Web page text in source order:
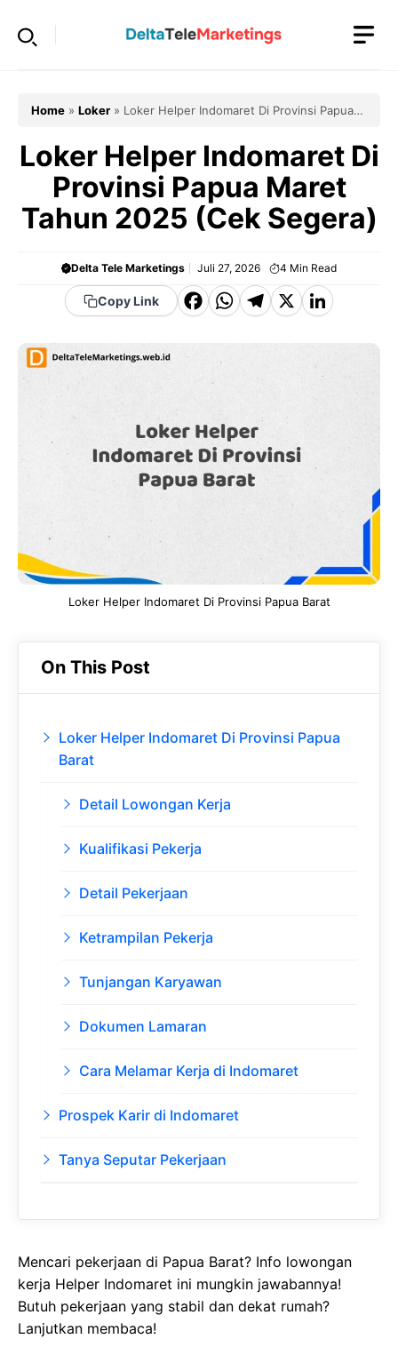
Home » Loker » Loker Helper Indomaret Di Provinsi Papua
Loker Helper Indomaret Di
Provinsi Papua Maret
Tahun 2025 (Cek Segera)
Delta Tele Marketings Juli 27, 2026 4 Min Read
Copy Link
F
e
b
o
o
W
a
t
s
A
p
T
g
a
m
X Li
k
e
Loker Helper Indomaret Di Provinsi Papua Barat
On This Post
Loker Helper Indomaret Di Provinsi Papua
Barat
Detail Lowongan Kerja
Kualifikasi Pekerja
Detail Pekerjaan
Ketrampilan Pekerja
Tunjangan Karyawan
Dokumen Lamaran
Cara Melamar Kerja di Indomaret
Prospek Karir di Indomaret
Tanya Seputar Pekerjaan
Mencari pekerjaan di Papua Barat? Info lowongan
kerja Helper Indomaret ini mungkin jawabannya!
Butuh pekerjaan yang stabil dan dekat rumah?
Lanjutkan membaca!